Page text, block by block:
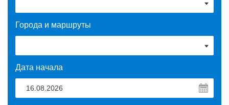
Города и маршруты
Дата начала